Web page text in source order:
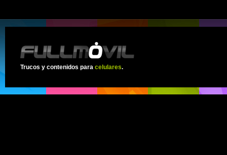
Trucos y contenidos para celulares.